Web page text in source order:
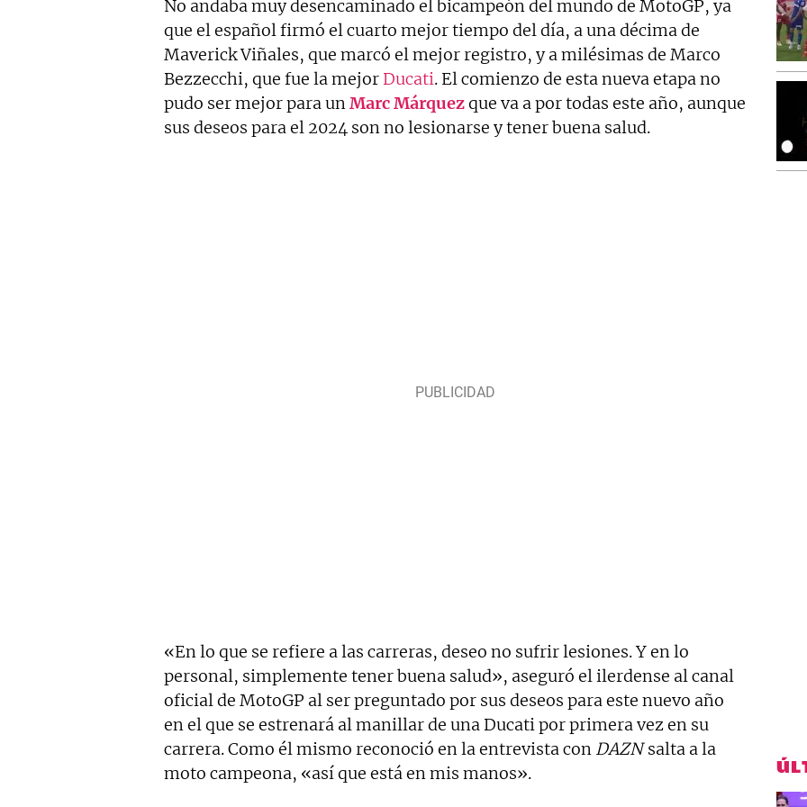
No andaba muy desencaminado el bicampeón del mundo de MotoGP, ya
que el español firmó el cuarto mejor tiempo del día, a una décima de
Maverick Viñales, que marcó el mejor registro, y a milésimas de Marco
Bezzecchi, que fue la mejor Ducati. El comienzo de esta nueva etapa no
pudo ser mejor para unMarc Márquezque va a por todas este año, aunque
sus deseos para el 2024 son no lesionarse y tener buena salud.
«En lo que se refiere a las carreras, deseo no sufrir lesiones. Y en lo
personal, simplemente tener buena salud», aseguró el ilerdense al canal
oficial de MotoGP al ser preguntado por sus deseos para este nuevo año
en el que se estrenará al manillar de una Ducati por primera vez en su
carrera. Como él mismo reconoció en la entrevista con DAZNsalta a la
moto campeona, «así que está en mis manos».